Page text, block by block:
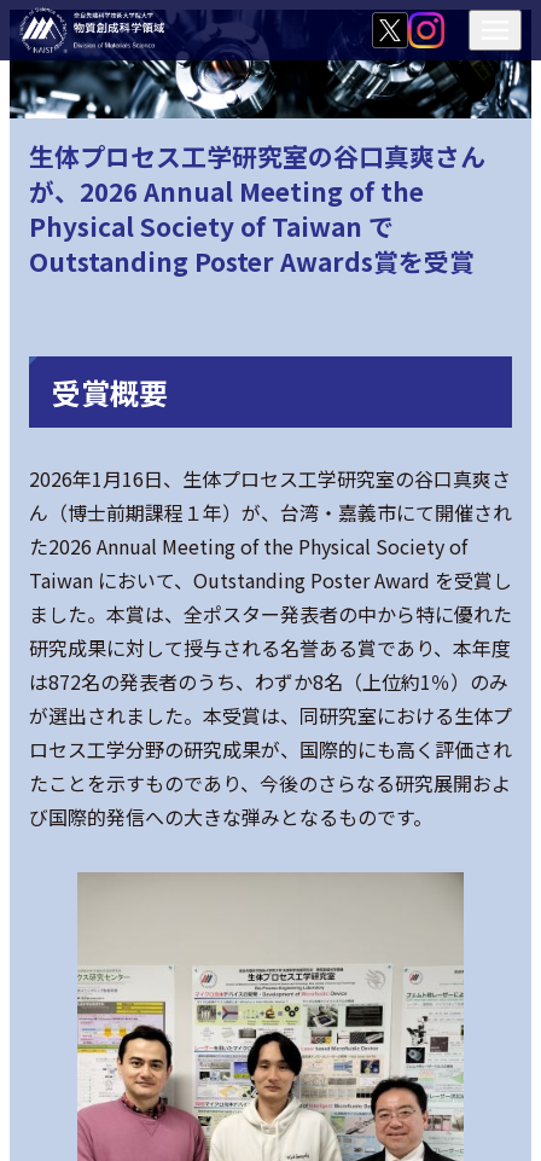
生体プロセス工学研究室の谷口真爽さん
が、2026 Annual Meeting of the
Physical Society of Taiwan で
Outstanding Poster Awards賞を受賞
受賞概要
2026年1月16日、生体プロセス工学研究室の谷口真爽さ
ん（博士前期課程１年）が、台湾・嘉義市にて開催され
た2026 Annual Meeting of the Physical Society of
Taiwan において、Outstanding Poster Award を受賞し
ました。本賞は、全ポスター発表者の中から特に優れた
研究成果に対して授与される名誉ある賞であり、本年度
は872名の発表者のうち、わずか8名（上位約1％）のみ
が選出されました。本受賞は、同研究室における生体プ
ロセス工学分野の研究成果が、国際的にも高く評価され
たことを示すものであり、今後のさらなる研究展開およ
び国際的発信への大きな弾みとなるものです。